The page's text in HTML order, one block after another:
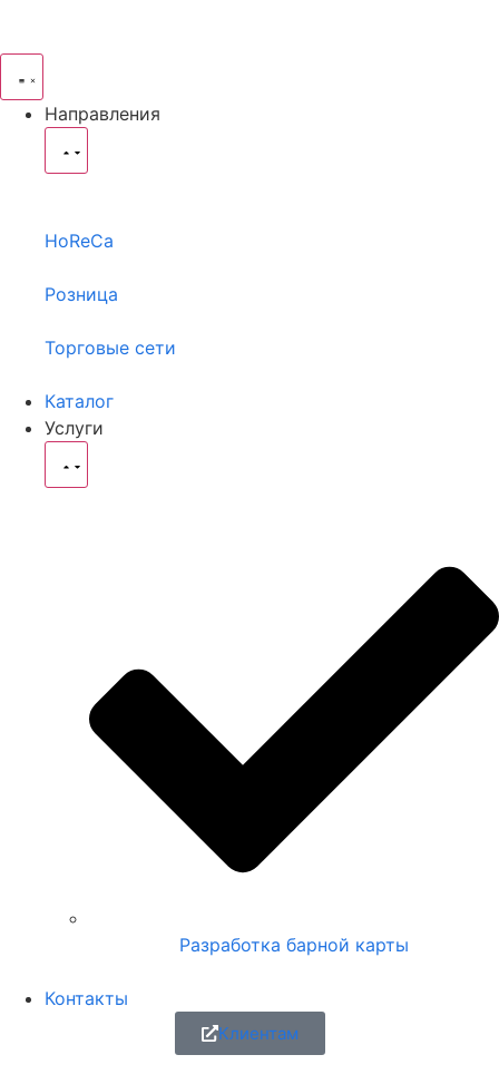
Направления
HoReCa
Розница
Торговые сети
Каталог
Услуги
Разработка барной карты
Контакты
Клиентам